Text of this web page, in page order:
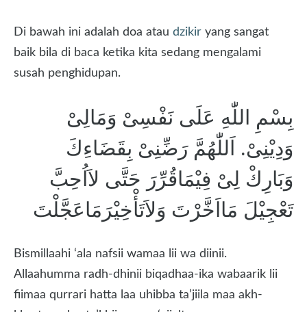
Di bawah ini adalah doa atau dzikir yang sangat
baik bila di baca ketika kita sedang mengalami
susah penghidupan.
بِسْمِ اللّٰهِ عَلَى نَفْسِىْ وَمَالِىْ
وَدِيْنِىْ. اَللّٰهُمَّ رَضِّنِىْ بِقَضَاءِكَ
وَبَارِكْ لِىْ فِيْمَاقُرِّرَ حَتَّى لاَاُحِبَّ
تَعْجِيْلَ مَااَخَّرْتَ وَلاَتَأْخِيْرَمَاعَجَّلْتَ
Bismillaahi ‘ala nafsii wamaa lii wa diinii.
Allaahumma radh-dhinii biqadhaa-ika wabaarik lii
fiimaa qurrari hatta laa uhibba ta’jiila maa akh-